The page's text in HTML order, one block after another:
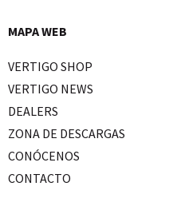
MAPA WEB
VERTIGO SHOP
VERTIGO NEWS
DEALERS
ZONA DE DESCARGAS
CONÓCENOS
CONTACTO